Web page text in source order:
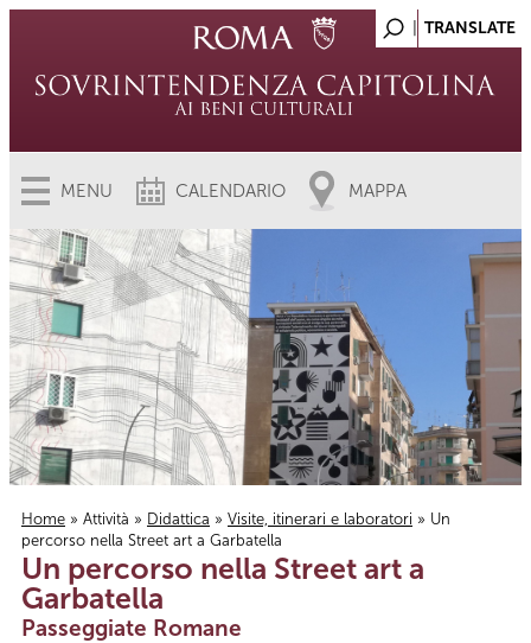
MENU CALENDARIO MAPPA
Tu sei qui
Home » Attività » Didattica » Visite, itinerari e laboratori » Un
percorso nella Street art a Garbatella
Un percorso nella Street art a
Garbatella
Passeggiate Romane